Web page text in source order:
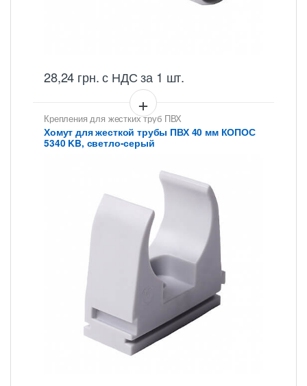
28,24 грн.с НДС за 1 шт.
Крепления для жестких труб ПВХ
Хомут для жесткой трубы ПВХ 40 мм КОПОС
5340 KB, светло-серый